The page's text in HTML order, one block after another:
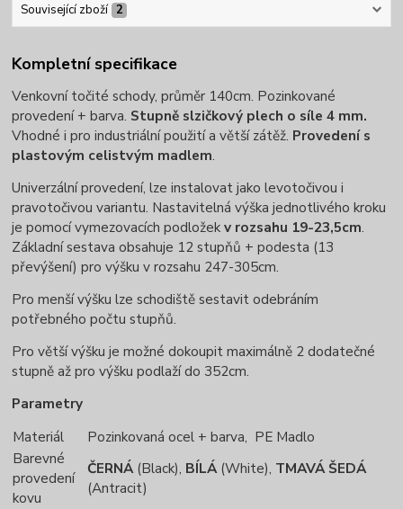
Související zboží 2
Kompletní specifikace
Venkovní točité schody, průměr 140cm. Pozinkované
provedení + barva. Stupně slzičkový plech o síle 4 mm.
Vhodné i pro industriální použití a větší zátěž. Provedení s
plastovým celistvým madlem.
Univerzální provedení, lze instalovat jako levotočivou i
pravotočivou variantu. Nastavitelná výška jednotlivého kroku
je pomocí vymezovacích podložekv rozsahu 19-23,5cm.
Základní sestava obsahuje 12 stupňů + podesta (13
převýšení) pro výšku v rozsahu 247-305cm.
Pro menší výšku lze schodiště sestavit odebráním
potřebného počtu stupňů.
Pro větší výšku je možné dokoupit maximálně 2 dodatečné
stupně až pro výšku podlaží do 352cm.
Parametry
Materiál
Pozinkovaná ocel + barva, PE Madlo
Barevné
provedení
kovu
ČERNÁ(Black), BÍLÁ(White), TMAVÁ ŠEDÁ
(Antracit)